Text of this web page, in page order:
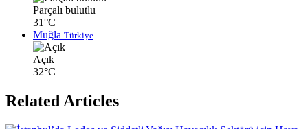
Parçalı bulutlu
31°C
Muğla Türkiye
Açık
32°C
Related Articles